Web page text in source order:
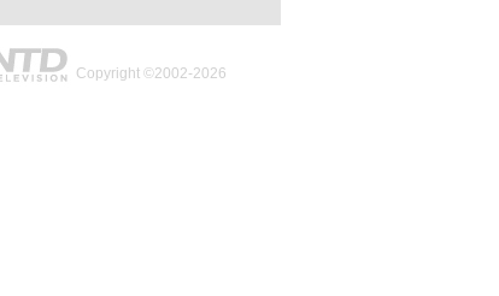
Copyright ©2002-2026